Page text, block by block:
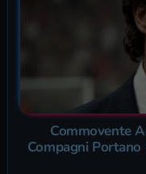
Commovente
Compagni